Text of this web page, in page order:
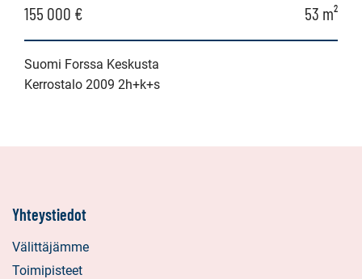
155 000 € 53 m²
Suomi Forssa Keskusta
Kerrostalo 2009 2h+k+s
Yhteystiedot
Välittäjämme
Toimipisteet